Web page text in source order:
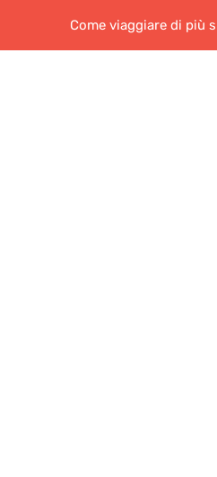
Come viaggiare di più